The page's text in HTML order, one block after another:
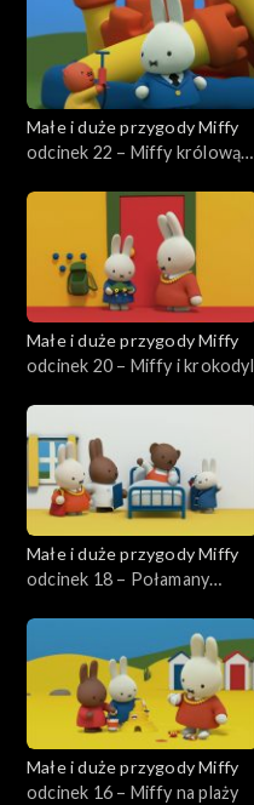
Małe i duże przygody Miffy
odcinek 22 – Miffy królową
Małe i duże przygody Miffy
odcinek 20 – Miffy i krokodyl
Małe i duże przygody Miffy
odcinek 18 – Połamany
Małe i duże przygody Miffy
odcinek 16 – Miffy na plaży